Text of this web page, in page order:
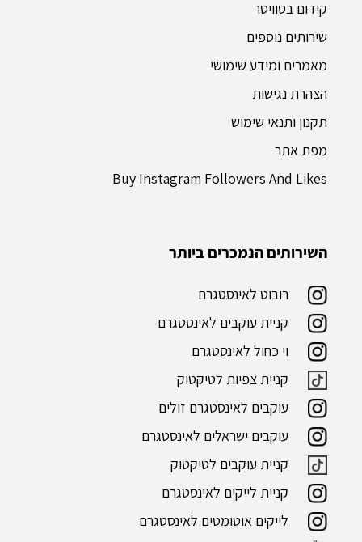
השירותים הנמכרים ביותר
רובוט לאינסטגרם
קניית עוקבים לאינסטגרם
וי כחול לאינסטגרם
קניית צפיות לטיקטוק
עוקבים לאינסטגרם זולים
עוקבים ישראלים לאינסטגרם
קניית עוקבים לטיקטוק
קניית לייקים לאינסטגרם
לייקים אוטומטים לאינסטגרם
קידום בטוויטר
שירותים נוספים
מאמרים ומידע שימושי
הצהרת נגישות
תקנון ותנאי שימוש
מפת אתר
Buy Instagram Followers And Likes